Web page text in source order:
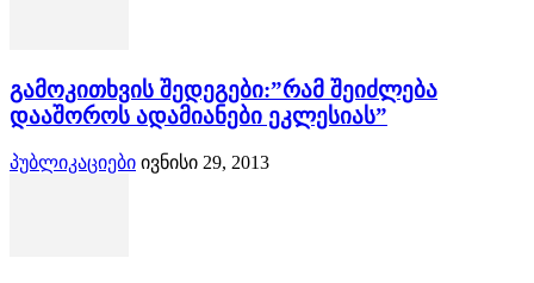
გამოკითხვის შედეგები:”რამ შეიძლება
დააშოროს ადამიანები ეკლესიას”
პუბლიკაციები ივნისი 29, 2013